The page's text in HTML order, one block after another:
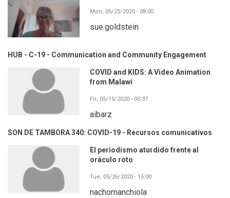
Mon, 05/25/2020 - 08:00
sue.goldstein
HUB - C-19 - Communication and Community Engagement
COVID and KIDS: A Video Animation
from Malawi
Fri, 05/15/2020 - 00:37
aibarz
SON DE TAMBORA 340: COVID-19 - Recursos comunicativos
El periodismo aturdido frente al
oráculo roto
Tue, 05/26/2020 - 15:00
nachomanchiola